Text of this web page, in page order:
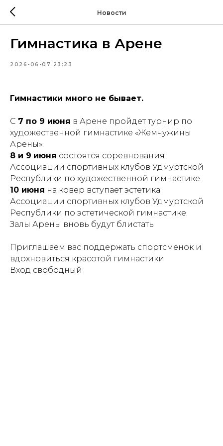
Новости
Гимнастика в Арене
2026-06-07 23:23
Гимнастики много не бывает.
С 7 по 9 июня в Арене пройдет турнир по
художественной гимнастике «Жемчужины
Арены».
8 и 9 июня состоятся соревнования
Ассоциации спортивных клубов Удмуртской
Республики по художественной гимнастике.
10 июня на ковер вступает эстетика
Ассоциации спортивных клубов Удмуртской
Республики по эстетической гимнастике.
Залы Арены вновь будут блистать
Приглашаем вас поддержать спортсменок и
вдохновиться красотой гимнастики
Вход свободный